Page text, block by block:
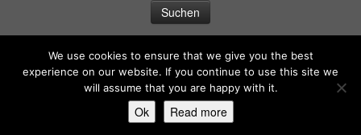
Praxis Dr. Philipp Weiss·Powered by
Entworfen mit demCustomizr-Theme
We use cookies to ensure that we give you the best
experience on our website. If you continue to use this site we
will assume that you are happy with it.
Ok Read more